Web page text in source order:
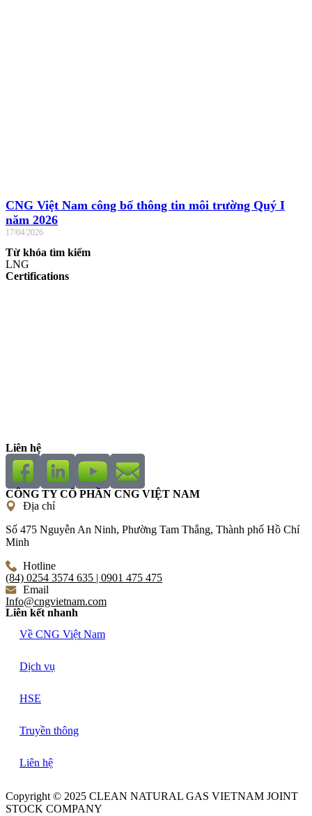
CNG Việt Nam công bố thông tin môi trường Quý I
năm 2026
17/04/2026
Từ khóa tìm kiếm
LNG
Certifications
Liên hệ
CÔNG TY CỔ PHẦN CNG VIỆT NAM
Địa chỉ
Số 475 Nguyễn An Ninh, Phường Tam Thắng, Thành phố Hồ Chí
Minh
Hotline
(84) 0254 3574 635 | 0901 475 475
Email
Info@cngvietnam.com
Liên kết nhanh
Về CNG Việt Nam
Dịch vụ
HSE
Truyền thông
Liên hệ
Copyright © 2025 CLEAN NATURAL GAS VIETNAM JOINT
STOCK COMPANY